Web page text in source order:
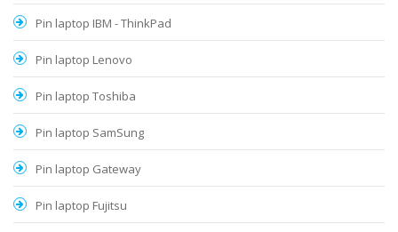
Pin laptop IBM - ThinkPad
Pin laptop Lenovo
Pin laptop Toshiba
Pin laptop SamSung
Pin laptop Gateway
Pin laptop Fujitsu